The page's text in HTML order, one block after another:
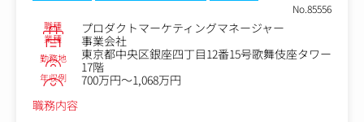
No.84812
職種 商品企画マーケティング
業種 事業会社
勤務地
東京都中央区銀座四丁目12番15号歌舞伎座タワー
17階
年収例
504万円～1,068万円
職務内容